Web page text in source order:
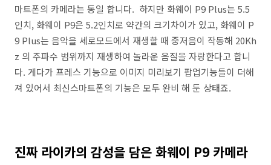
마트폰의 카메라는 동일 합니다. 하지만 화웨이 P9 Plus는 5.5
인치, 화웨이 P9은 5.2인치로 약간의 크기차이가 있고, 화웨이 P
9 Plus는 음악을 세로모드에서 재생할 때 중저음이 작동해 20Kh
z 의 주파수 범위까지 재생하여 놀라운 음질을 자랑한다고 합니
다. 게다가 프레스 기능으로 이미지 미리보기 팝업기능들이 더해
져 있어서 최신스마트폰의 기능은 모두 완비 해 둔 상태죠.
진짜 라이카의 감성을 담은 화웨이 P9 카메라